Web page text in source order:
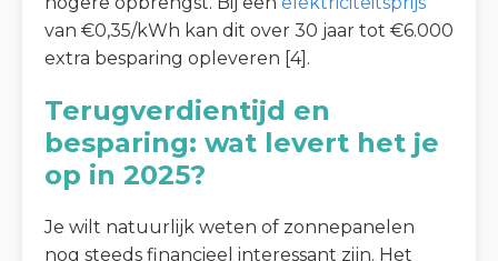
van €0,35/kWh kan dit over 30 jaar tot €6.000
extra besparing opleveren [4].
Terugverdientijd en
besparing: wat levert het je
op in 2025?
Je wilt natuurlijk weten of zonnepanelen
nog steeds financieel interessant zijn. Het